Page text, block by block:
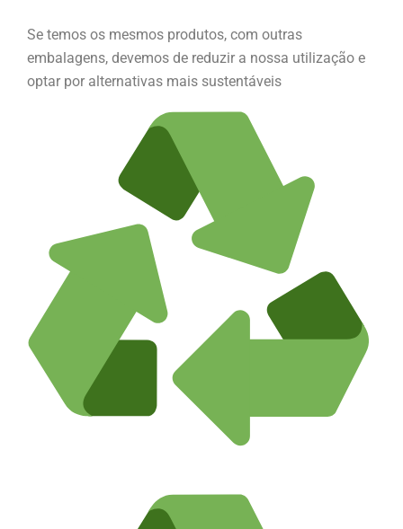
Se temos os mesmos produtos, com outras
embalagens, devemos de reduzir a nossa utilização e
optar por alternativas mais sustentáveis